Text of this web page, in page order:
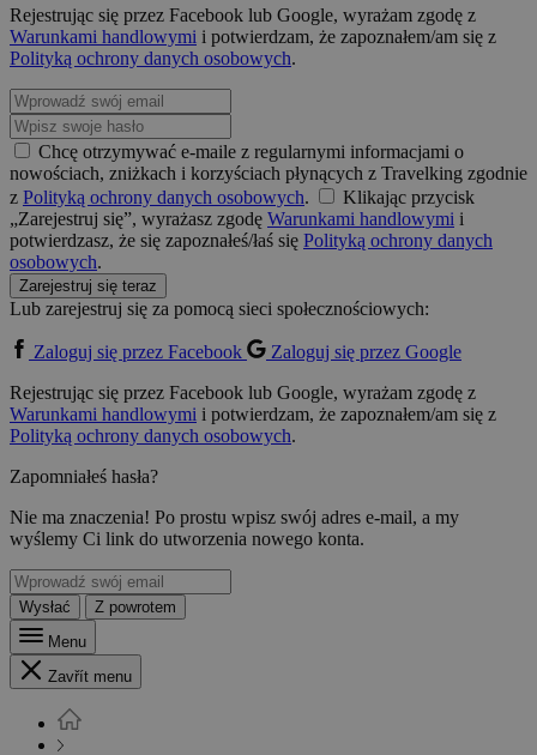
Rejestrując się przez Facebook lub Google, wyrażam zgodę z
Warunkami handlowymi i potwierdzam, że zapoznałem/am się z
Polityką ochrony danych osobowych.
Chcę otrzymywać e-maile z regularnymi informacjami o
nowościach, zniżkach i korzyściach płynących z Travelking zgodnie
z Polityką ochrony danych osobowych.
Klikając przycisk
„Zarejestruj się”, wyrażasz zgodę Warunkami handlowymi i
potwierdzasz, że się zapoznałeś/łaś się Polityką ochrony danych
osobowych.
Zarejestruj się teraz
Lub zarejestruj się za pomocą sieci społecznościowych:
Zaloguj się przez Facebook
Zaloguj się przez Google
Rejestrując się przez Facebook lub Google, wyrażam zgodę z
Warunkami handlowymi i potwierdzam, że zapoznałem/am się z
Polityką ochrony danych osobowych.
Zapomniałeś hasła?
Nie ma znaczenia! Po prostu wpisz swój adres e-mail, a my
wyślemy Ci link do utworzenia nowego konta.
Wysłać
Z powrotem
Menu
Zavřít menu